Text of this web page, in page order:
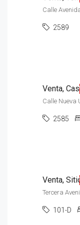
2589
Venta,
Calle Nueva
2585
Venta,
101-D